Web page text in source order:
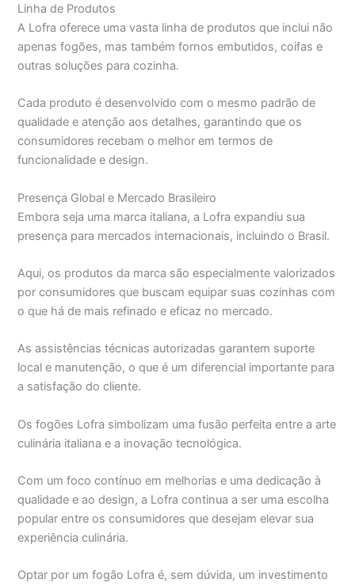
Linha de Produtos
A Lofra oferece uma vasta linha de produtos que inclui não
apenas fogões, mas também fornos embutidos, coifas e
outras soluções para cozinha.
Cada produto é desenvolvido com o mesmo padrão de
qualidade e atenção aos detalhes, garantindo que os
consumidores recebam o melhor em termos de
funcionalidade e design.
Presença Global e Mercado Brasileiro
Embora seja uma marca italiana, a Lofra expandiu sua
presença para mercados internacionais, incluindo o Brasil.
Aqui, os produtos da marca são especialmente valorizados
por consumidores que buscam equipar suas cozinhas com
o que há de mais refinado e eficaz no mercado.
As assistências técnicas autorizadas garantem suporte
local e manutenção, o que é um diferencial importante para
a satisfação do cliente.
Os fogões Lofra simbolizam uma fusão perfeita entre a arte
culinária italiana e a inovação tecnológica.
Com um foco contínuo em melhorias e uma dedicação à
qualidade e ao design, a Lofra continua a ser uma escolha
popular entre os consumidores que desejam elevar sua
experiência culinária.
Optar por um fogão Lofra é, sem dúvida, um investimento